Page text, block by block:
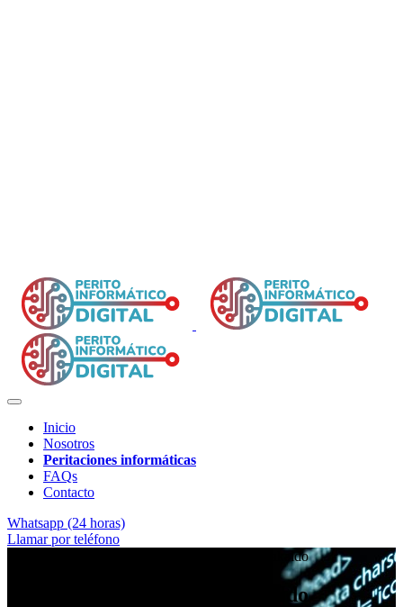
Inicio
Nosotros
Peritaciones informáticas
FAQs
Contacto
Whatsapp (24 horas)
Llamar por teléfono
Barakaldo
Perito informático en Barakaldo